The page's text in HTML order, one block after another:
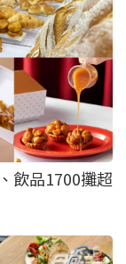
飲品1700攤超